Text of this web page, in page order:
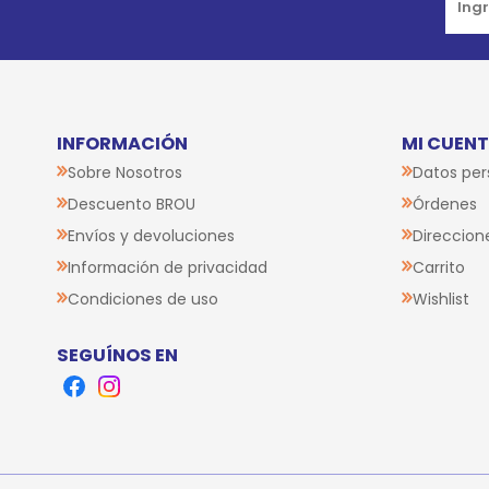
INFORMACIÓN
Sobre Nosotros
Descuento BROU
Envíos y devoluciones
Información de privacidad
Condiciones de uso
MI
Datos
Órdenes
Carrito
Wishlist
SEGUÍNOS EN
FacebookInstagram